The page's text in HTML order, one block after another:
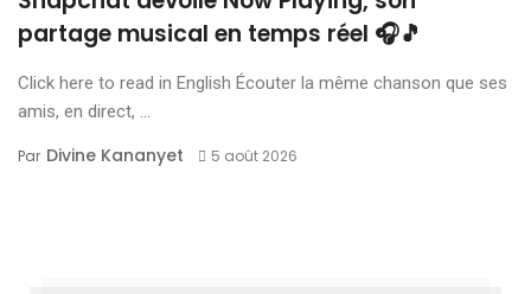
partage musical en temps réel 🎧🎵
Click here to read in English Écouter la même chanson que ses
amis, en direct, ...
Par Divine Kananyet 5 août 2026